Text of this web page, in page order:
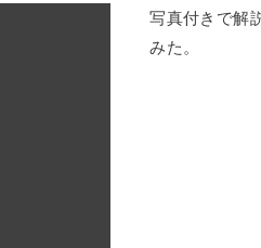
写真付きで解
みた。